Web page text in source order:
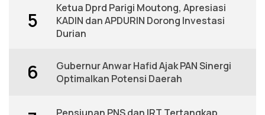
5
Ketua Dprd Parigi Moutong, Apresiasi
KADIN dan APDURIN Dorong Investasi
Durian
6
Gubernur Anwar Hafid Ajak PAN Sinergi
Optimalkan Potensi Daerah